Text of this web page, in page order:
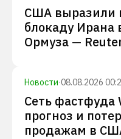
США выразили
блокаду Ирана
Ормуза —
Новости·08.08.2026
Сеть фастфуда
прогноз и
продажам в